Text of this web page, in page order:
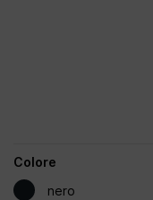
Colore
nero